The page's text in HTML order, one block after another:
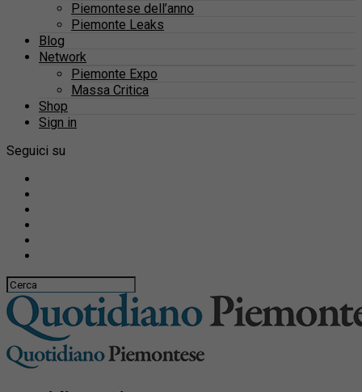
Piemontese dell’anno
Piemonte Leaks
Blog
Network
Piemonte Expo
Massa Critica
Shop
Sign in
Seguici su